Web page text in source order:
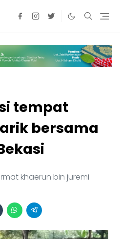
tempat
bersama
khaerun bin juremi